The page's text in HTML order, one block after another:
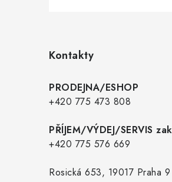
Kontakty
PRODEJNA/ESHOP
+420 775 473 808
PŘÍJEM/VÝDEJ/SERVIS
+420 775 576 669
Rosická 653, 19017 Praha